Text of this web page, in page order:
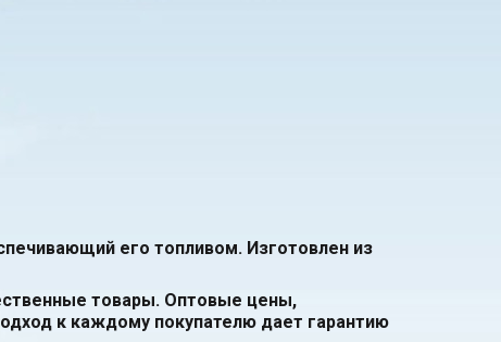
его топливом. Изготовлен из
товары. Оптовые цены,
к каждому покупателю дает гарантию